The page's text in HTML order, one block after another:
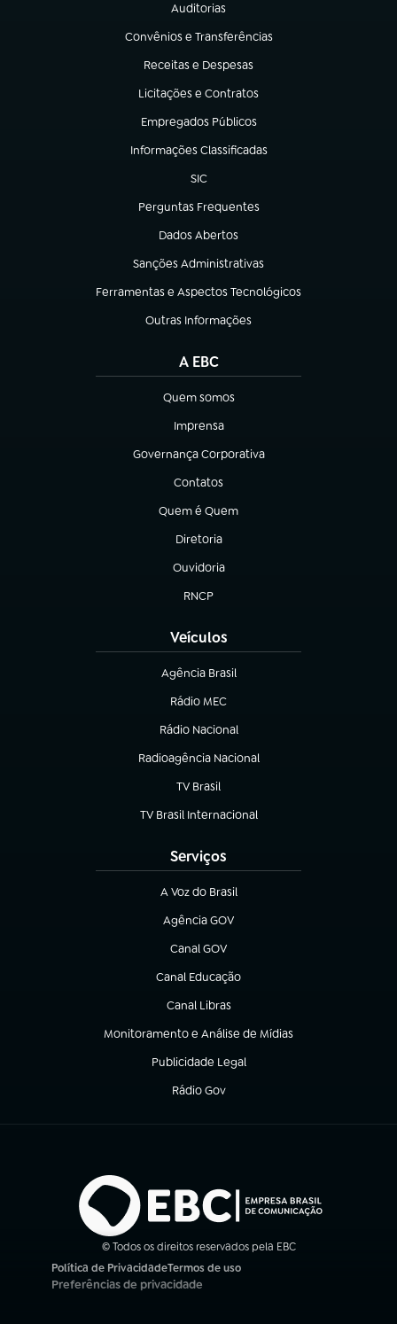
Auditorias
(abre em nova aba)
Convênios e Transferências
(abre em nova aba)
Receitas e Despesas
(abre em nova aba)
Licitações e Contratos
(abre em nova aba)
Empregados Públicos
(abre em nova aba)
Informações Classificadas
(abre em nova aba)
SIC
(abre em nova aba)
Perguntas Frequentes
(abre em nova aba)
Dados Abertos
(abre em nova aba)
Sanções Administrativas
(abre em nova aba)
Ferramentas e Aspectos Tecnológicos
(abre em nova aba)
Outras Informações
(abre em nova aba)
A EBC
Quem somos
(abre em nova aba)
Imprensa
(abre em nova aba)
Governança Corporativa
(abre em nova aba)
Contatos
(abre em nova aba)
Quem é Quem
(abre em nova aba)
Diretoria
(abre em nova aba)
Ouvidoria
(abre em nova aba)
RNCP
(abre em nova aba)
Veículos
Agência Brasil
(abre em nova aba)
Rádio MEC
Rádio Nacional
(abre em nova aba)
Radioagência Nacional
(abre em nova aba)
TV Brasil
(abre em nova aba)
TV Brasil Internacional
(abre em nova aba)
Serviços
A Voz do Brasil
(abre em nova aba)
Agência GOV
(abre em nova aba)
Canal GOV
(abre em nova aba)
Canal Educação
(abre em nova aba)
Canal Libras
(abre em nova aba)
Monitoramento e Análise de Mídias
(abre em nova aba)
Publicidade Legal
(abre em nova aba)
Rádio Gov
(abre em nova aba)
© Todos os direitos reservados pela EBC
Política de Privacidade
(abre em nova aba)
Termos de uso
(abre em nova aba)
Preferências de privacidade